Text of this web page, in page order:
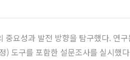
요성과 발전 방향을 탐구했다. 연
도구를 포함한 설문조사를 실시했